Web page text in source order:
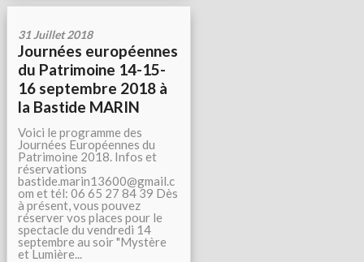
31 Juillet 2018
Journées européennes
du Patrimoine 14-15-
16 septembre 2018 à
la Bastide MARIN
Voici le programme des
Journées Européennes du
Patrimoine 2018. Infos et
réservations
bastide.marin13600@gmail.c
om et tél: 06 65 27 84 39 Dès
à présent, vous pouvez
réserver vos places pour le
spectacle du vendredi 14
septembre au soir "Mystère
et Lumière...